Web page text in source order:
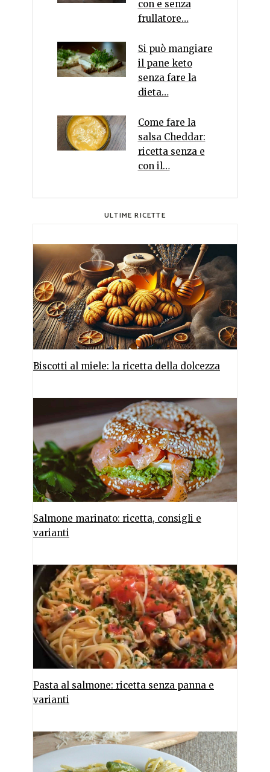
con e senza
frullatore…
Si può mangiare
il pane keto
senza fare la
dieta…
Come fare la
salsa Cheddar:
ricetta senza e
con il…
ULTIME RICETTE
Biscotti al miele: la ricetta della dolcezza
Salmone marinato: ricetta, consigli e
varianti
Pasta al salmone: ricetta senza panna e
varianti